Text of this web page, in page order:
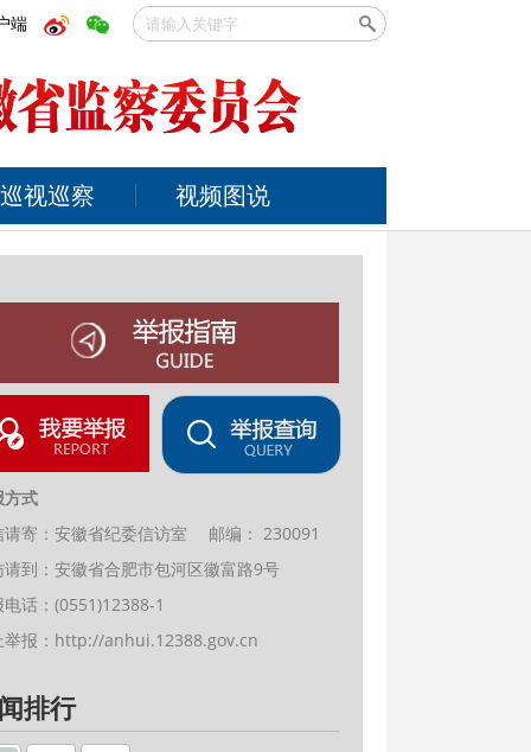
端
巡视巡察 视频图说
方式
请寄：安徽省纪委信访室 邮编： 230091
请到：安徽省合肥市包河区徽富路9号
电话：(0551)12388-1
报： http://anhui.12388.gov.cn
排行